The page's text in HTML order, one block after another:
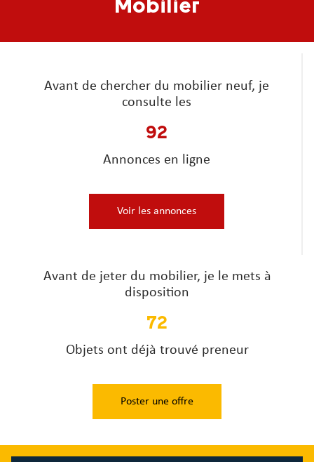
Mobilier
Avant de chercher du mobilier neuf, je
consulte les
92
Annonces en ligne
Voir les annonces
Avant de jeter du mobilier, je le mets à
disposition
72
Objets ont déjà trouvé preneur
Poster une offre